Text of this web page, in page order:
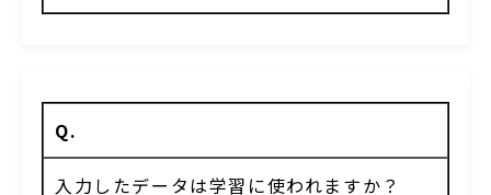
Q.
入力したデータは学習に使われますか？